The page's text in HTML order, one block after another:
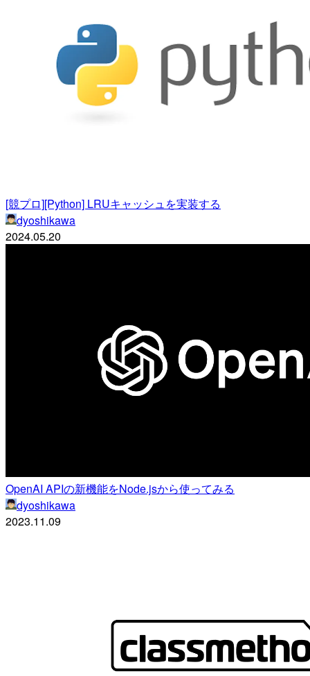
[競プロ][Python] LRUキャッシュを実装する
dyoshikawa
2024.05.20
OpenAI APIの新機能をNode.jsから使ってみる
dyoshikawa
2023.11.09